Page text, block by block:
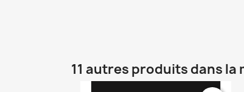
11 autres produits dans la